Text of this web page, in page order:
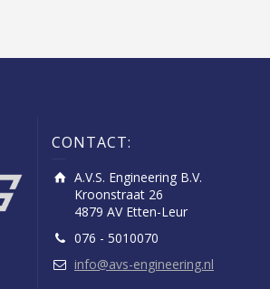
CONTACT:
A.V.S. Engineering B.V.
Kroonstraat 26
4879 AV Etten-Leur
076 - 5010070
info@avs-engineering.nl